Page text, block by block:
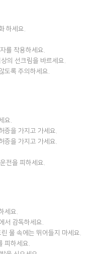
하세요.
를 착용하세요.
의 선크림을 바르세요.
도록 주의하세요.
요.
증을 가지고 가세요.
증을 가지고 가세요.
전을 피하세요.
세요.
서 감독하세요.
물 속에는 뛰어들지 마세요.
피하세요.